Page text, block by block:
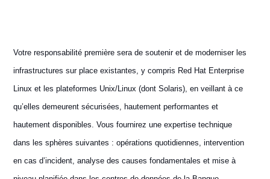
Votre responsabilité première sera de soutenir et de moderniser les
infrastructures sur place existantes, y compris Red Hat Enterprise
Linux et les plateformes Unix/Linux (dont Solaris), en veillant à ce
qu’elles demeurent sécurisées, hautement performantes et
hautement disponibles. Vous fournirez une expertise technique
dans les sphères suivantes : opérations quotidiennes, intervention
en cas d’incident, analyse des causes fondamentales et mise à